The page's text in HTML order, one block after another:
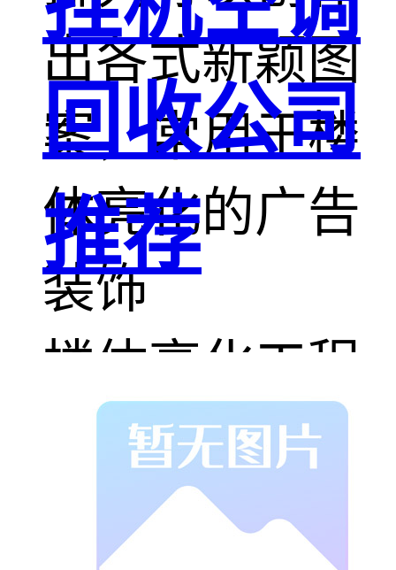
出各式新颖图
案，常用于楼
体亮化的广告
装饰
楼体亮化工程
之LED投光灯
洗墙灯外形种
回收公司
推荐